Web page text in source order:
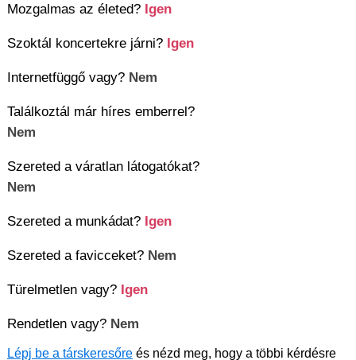
Mozgalmas az életed? Igen
Szoktál koncertekre járni? Igen
Internetfüggő vagy? Nem
Találkoztál már híres emberrel?
Nem
Szereted a váratlan látogatókat?
Nem
Szereted a munkádat? Igen
Szereted a favicceket? Nem
Türelmetlen vagy? Igen
Rendetlen vagy? Nem
Lépj be a társkeresőre és nézd meg, hogy a többi kérdésre